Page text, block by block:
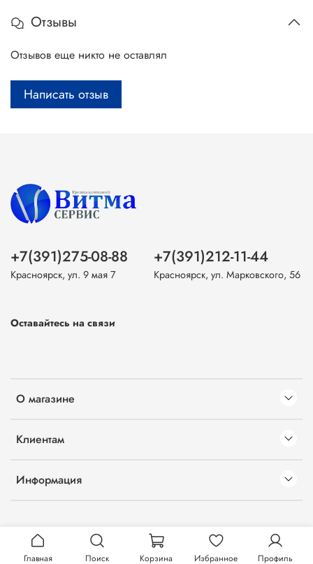
Отзывы
Отзывов еще никто не оставлял
Написать отзыв
О магазине
Клиентам
Информация
+7(391)275-08-88
Красноярск, ул. 9 мая 7
+7(391)212-11-44
Красноярск, ул. Марковского, 56
Оставайтесь на связи
Главная Поиск Корзина Избранное Профиль